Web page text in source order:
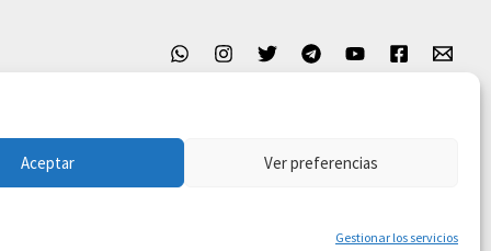
Gestionar los servicios
Aceptar Ver preferencias